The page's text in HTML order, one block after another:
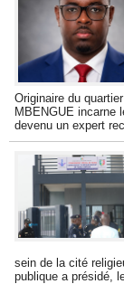
Originaire du
MBENGUE incarne
devenu un expert
sein de la cité
publique a présidé,